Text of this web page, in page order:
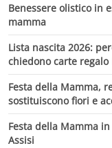
Benessere olistico in
mamma
Lista nascita 2026:
chiedono carte
Festa della Mamma,
sostituiscono fiori e
Festa della Mamma
Assisi